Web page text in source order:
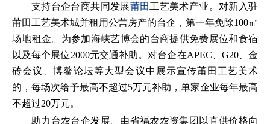
支持台企台商共同发展莆田 工艺美术产业。对新入驻
莆田工艺美术城并租用公营房产的台企，第一年免除100㎡
场地租金。为参加海峡艺博会的台商提供免费展位和食宿
以及每个展位2000元交通补助。对台企在APEC、G20、金
砖会议、博鳌论坛等大型会议中展示宣传莆田工艺美术
的，每场次给予最高不超过5万元补助，单家企业每年最高
不超过20万元。
助力台农台企发展。由省福农农资集团以直供价格向